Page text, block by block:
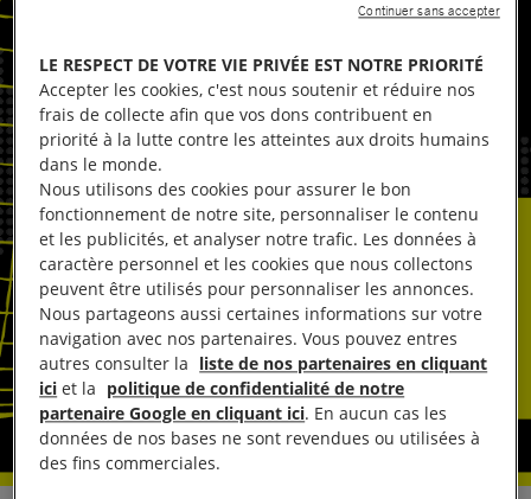
LE RESPECT DE VOTRE VIE PRIVÉE EST NOTRE PRIORITÉ
Accepter les cookies, c'est nous soutenir et réduire nos
frais de collecte afin que vos dons contribuent en
priorité à la lutte contre les atteintes aux droits humains
dans le monde.
Nous utilisons des cookies pour assurer le bon
fonctionnement de notre site, personnaliser le contenu
et les publicités, et analyser notre trafic. Les données à
caractère personnel et les cookies que nous collectons
peuvent être utilisés pour personnaliser les annonces.
Nous partageons aussi certaines informations sur votre
navigation avec nos partenaires. Vous pouvez entres
autres consulter la liste de nos partenaires en cliquant
ici et la politique de confidentialité de notre
partenaire Google en cliquant ici. En aucun cas les
données de nos bases ne sont revendues ou utilisées à
des fins commerciales.
Continuer sans accepter